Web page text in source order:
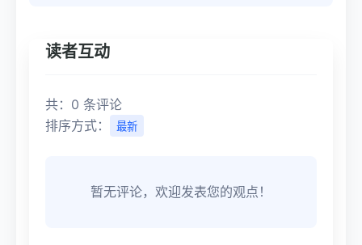
读者互动
共：0 条评论
排序方式：
最新
暂无评论，欢迎发表您的观点！